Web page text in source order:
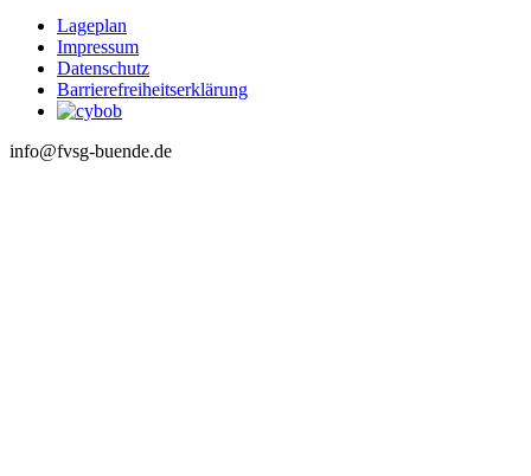
Lageplan
Impressum
Datenschutz
Barrierefreiheitserklärung
info@fvsg-buende.de